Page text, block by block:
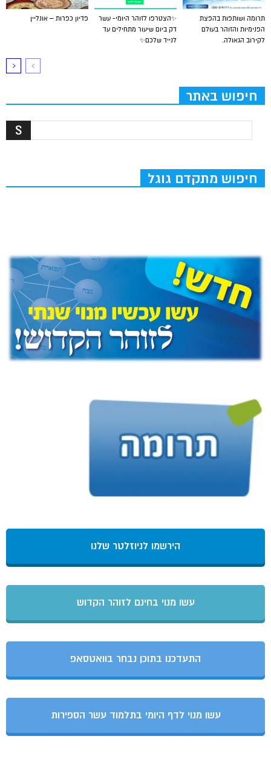
פדיון כפרות – אונליין
✨הצטרפו לזוהר היומי- עשר
דק ביום שיעור מתחילים עד
לנייד שלכם✨
תרומה ושותפות בהפצת
הפנימיות והזוהר בעולם
לקירוב הגאולה.
חיפוש באתר
חיפוש מתקדם גוגל
הירשמו לניוזלטר שלנו
עשו מנוי בחינם לזוהר הקדוש
התעדכנו בתוכן נבחר בוואטסאפ
עשו מנוי לדף היומי בתלמוד עשר הספירות